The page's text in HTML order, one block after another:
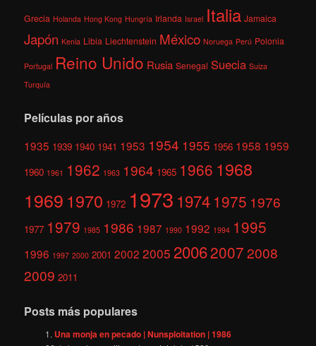
Grecia Holanda Hong Kong Hungría Irlanda Israel Italia Jamaica
Japón Kenia Libia Liechtenstein México Noruega Perú Polonia
Portugal Reino Unido Rusia Senegal Suecia Suiza
Turquía
Películas por años
1935 1939 1940 1941 1953 1954 1955 1956 1958 1959
1960 1961 1962 1963 1964 1965 1966 1968
1969 1970 1972 1973 1974 1975 1976
1977 1979 1985 1986 1987 1990 1992 1994 1995
1996 1997 2000 2001 2002 2005 200620072008
2009 2011
Posts más populares
Una monja en pecado | Nunsploitation | 1986